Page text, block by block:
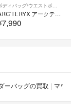
ボディバッグ/ウエストポーチ
ARC'TERYX アークテリクス/バッグ/ABランク/64【中古】
ーバッグの買取 マウ